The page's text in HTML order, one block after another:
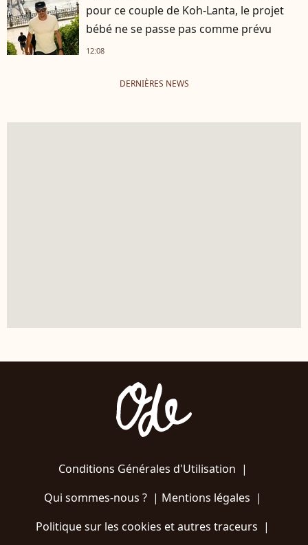
pour ce couple de Koh-Lanta, le projet
bébé ne se passe pas comme prévu
12:08
DERNIÈRES NEWS
Conditions Générales d'Utilisation |
Qui sommes-nous ?| Mentions légales |
Politique sur les cookies et autres traceurs |